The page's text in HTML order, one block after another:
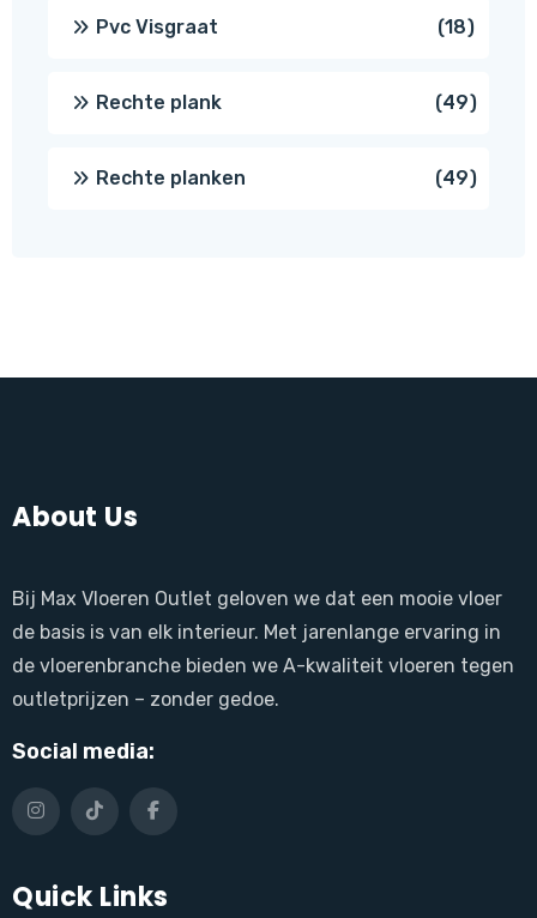
Pvc Visgraat 1818
Rechte plank 4949
Rechte planken 4949
About Us
Bij Max Vloeren Outlet geloven we dat een mooie vloer
de basis is van elk interieur. Met jarenlange ervaring in
de vloerenbranche bieden we A-kwaliteit vloeren tegen
outletprijzen – zonder gedoe.
Social media:
Quick Links